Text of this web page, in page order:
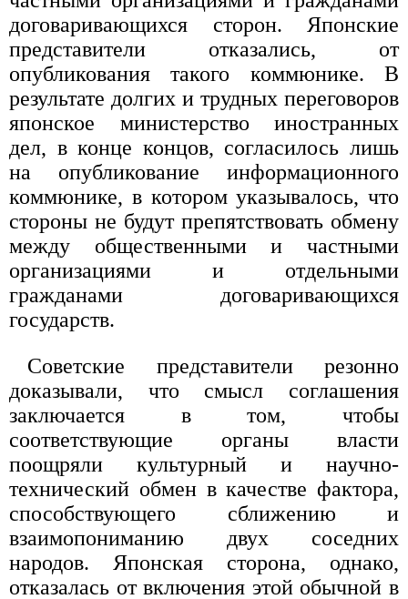
договаривающихся сторон. Японские
представители отказались, от
опубликования такого коммюнике. В
результате долгих и трудных переговоров
японское министерство иностранных
дел, в конце концов, согласилось лишь
на опубликование информационного
коммюнике, в котором указывалось, что
стороны не будут препятствовать обмену
между общественными и частными
организациями и отдельными
гражданами договаривающихся
государств.
Советские представители резонно
доказывали, что смысл соглашения
заключается в том, чтобы
соответствующие органы власти
поощряли культурный и научно-
технический обмен в качестве фактора,
способствующего сближению и
взаимопониманию двух соседних
народов. Японская сторона, однако,
отказалась от включения этой обычной в